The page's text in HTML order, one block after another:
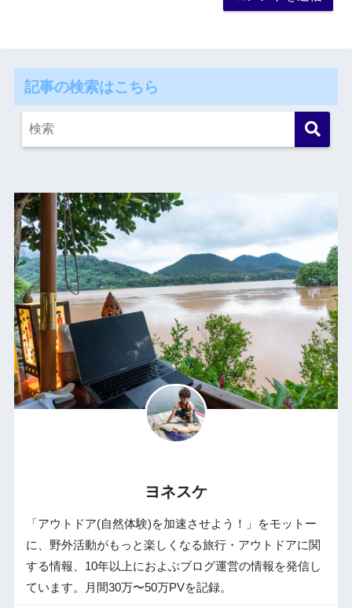
記事の検索はこちら
ヨネスケ
「アウトドア(自然体験)を加速させよう！」をモットー
に、野外活動がもっと楽しくなる旅行・アウトドアに関
する情報、10年以上におよぶブログ運営の情報を発信し
ています。月間30万〜50万PVを記録。